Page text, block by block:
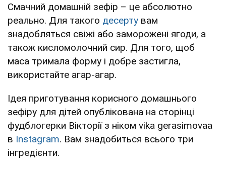
Смачний домашній зефір – це абсолютно
реально. Для такого десерту вам
знадобляться свіжі або заморожені ягоди, а
також кисломолочний сир. Для того, щоб
маса тримала форму і добре застигла,
використайте агар-агар.
Ідея приготування корисного домашнього
зефіру для дітей опублікована на сторінці
фудблогерки Вікторії з ніком vika gerasimovaa
в Instagram. Вам знадобиться всього три
інгредієнти.